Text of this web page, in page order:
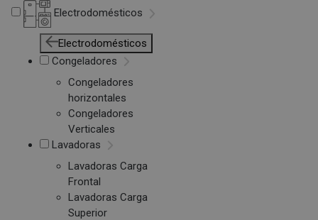
Electrodomésticos
Electrodomésticos
Congeladores
Congeladores
horizontales
Congeladores
Verticales
Lavadoras
Lavadoras Carga
Frontal
Lavadoras Carga
Superior